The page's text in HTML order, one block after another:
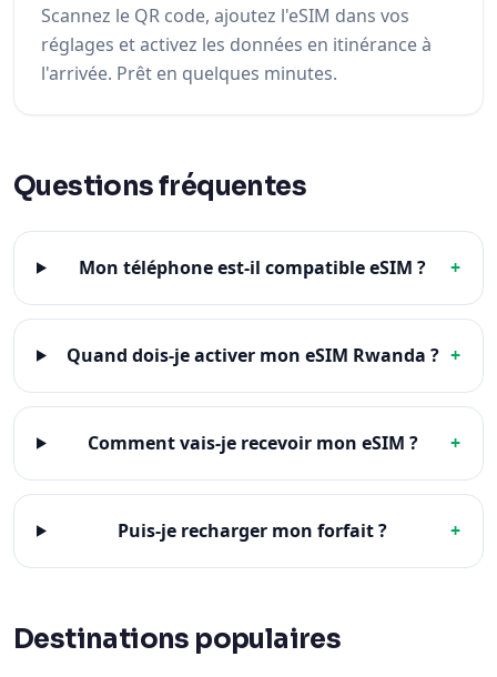
Scannez le QR code, ajoutez l'eSIM dans vos
réglages et activez les données en itinérance à
l'arrivée. Prêt en quelques minutes.
Questions fréquentes
Mon téléphone est-il compatible eSIM ? +
Quand dois-je activer mon eSIM Rwanda ? +
Comment vais-je recevoir mon eSIM ? +
Puis-je recharger mon forfait ? +
Destinations populaires